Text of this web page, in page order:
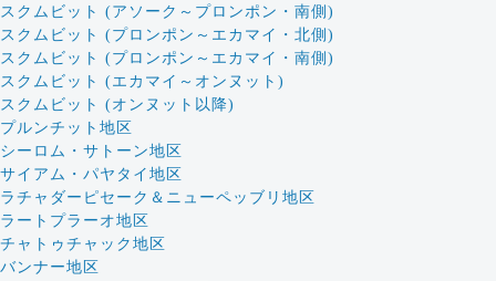
スクムビット (アソーク～プロンポン・南側)
スクムビット (プロンポン～エカマイ・北側)
スクムビット (プロンポン～エカマイ・南側)
スクムビット (エカマイ～オンヌット)
スクムビット (オンヌット以降)
プルンチット地区
シーロム・サトーン地区
サイアム・パヤタイ地区
ラチャダーピセーク＆ニューペッブリ地区
ラートプラーオ地区
チャトゥチャック地区
バンナー地区